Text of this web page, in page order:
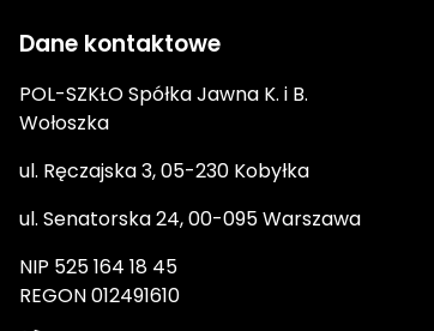
Dane kontaktowe
POL-SZKŁO Spółka Jawna K. i B.
Wołoszka
ul. Ręczajska 3, 05-230 Kobyłka
ul. Senatorska 24, 00-095 Warszawa
NIP 525 164 18 45
REGON 012491610